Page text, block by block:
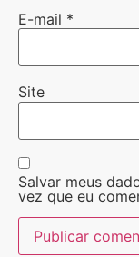
E-mail *
Site
Salvar meus
vez que eu